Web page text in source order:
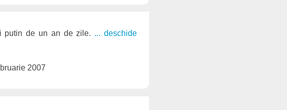
putin de un an de zile. ... deschide
2007